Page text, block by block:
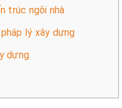
trúc ngôi nhà
lý xây dựng
dựng